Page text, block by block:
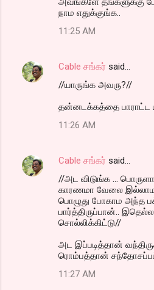
நாம எதுக்குங்க..
11:25 AM
Cable சங்கர் said…
//யாருங்க அவரு?//
தன்னடக்கத்தை பாராட்ட
11:26 AM
Cable சங்கர் said…
//அட விடுங்க ...
காரணமா வேலை இல்லாம
பொழுது போகாம அந்த
பார்த்திருப்பான்..
சொல்லிக்கிட்டு//
அட இப்படித்தான்
ரொம்பத்தான்
11:27 AM